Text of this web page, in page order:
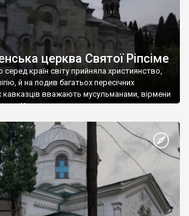
церква Святої Ріпсіме
країн світу прийняла християнство,
й на подив багатьох пересічних
кавказців вважають мусульманами, вірмени
Христа